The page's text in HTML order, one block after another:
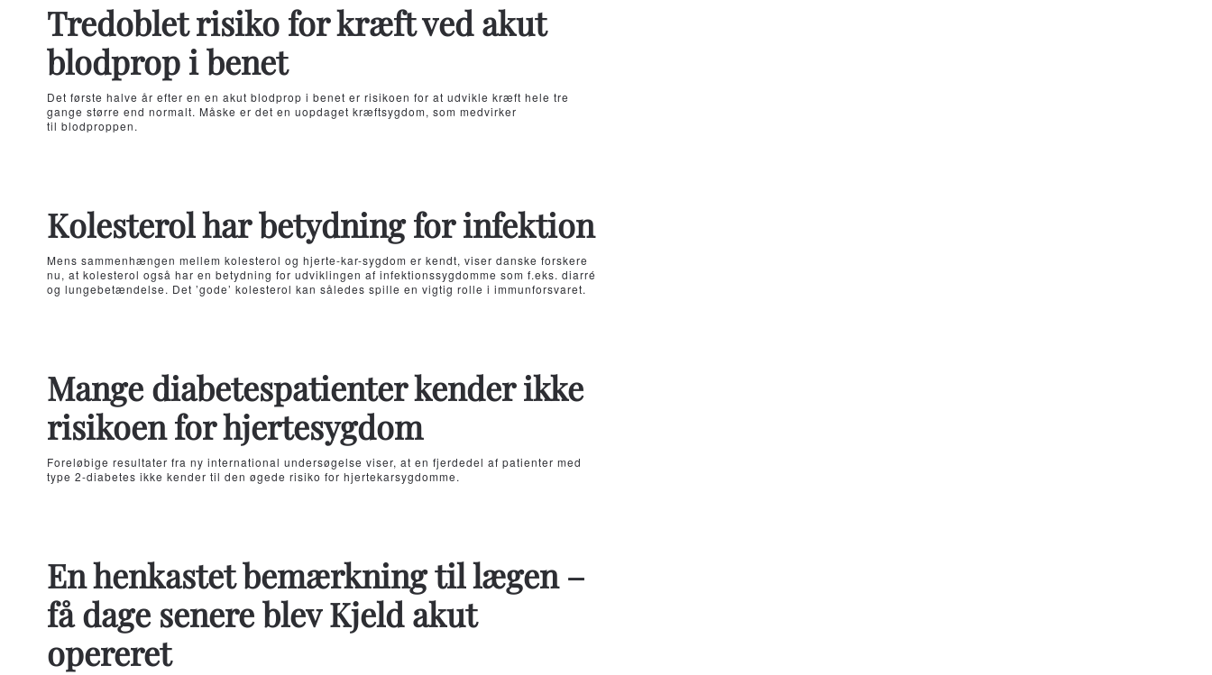
Tredoblet risiko for kræft ved akut
blodprop i benet
Det første halve år efter en en akut blodprop i benet er risikoen for at udvikle kræft hele tre
gange større end normalt. Måske er det en uopdaget kræftsygdom, som medvirker
til blodproppen.
Kolesterol har betydning for infektion
Mens sammenhængen mellem kolesterol og hjerte-kar-sygdom er kendt, viser danske forskere
nu, at kolesterol også har en betydning for udviklingen af infektionssygdomme som f.eks. diarré
og lungebetændelse. Det ’gode’ kolesterol kan således spille en vigtig rolle i immunforsvaret.
Mange diabetespatienter kender ikke
risikoen for hjertesygdom
Foreløbige resultater fra ny international undersøgelse viser, at en fjerdedel af patienter med
type 2-diabetes ikke kender til den øgede risiko for hjertekarsygdomme.
En henkastet bemærkning til lægen –
få dage senere blev Kjeld akut
opereret